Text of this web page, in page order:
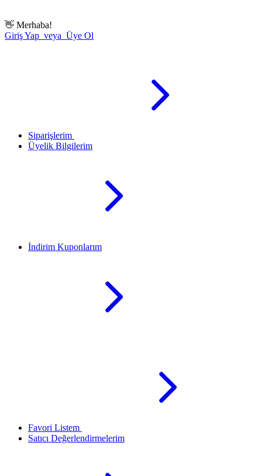
👋 Merhaba!
Giriş Yap veya Üye Ol
Siparişlerim
Üyelik Bilgilerim
İndirim Kuponlarım
Favori Listem
Satıcı Değerlendirmelerim